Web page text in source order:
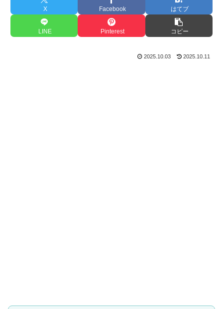
X Facebook はてブ
LINE Pinterest コピー
2025.10.03 2025.10.11